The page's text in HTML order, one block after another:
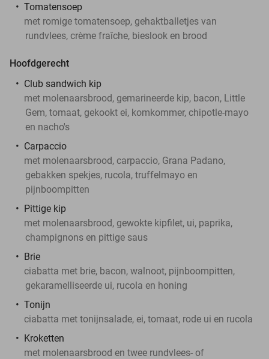
Tomatensoep
met romige tomatensoep, gehaktballetjes van
rundvlees, crème fraîche, bieslook en brood
Hoofdgerecht
Club sandwich kip
met molenaarsbrood, gemarineerde kip, bacon, Little
Gem, tomaat, gekookt ei, komkommer, chipotle-mayo
en nacho's
Carpaccio
met molenaarsbrood, carpaccio, Grana Padano,
gebakken spekjes, rucola, truffelmayo en
pijnboompitten
Pittige kip
met molenaarsbrood, gewokte kipfilet, ui, paprika,
champignons en pittige saus
Brie
ciabatta met brie, bacon, walnoot, pijnboompitten,
gekaramelliseerde ui, rucola en honing
Tonijn
ciabatta met tonijnsalade, ei, tomaat, rode ui en rucola
Kroketten
met molenaarsbrood en twee rundvlees- of